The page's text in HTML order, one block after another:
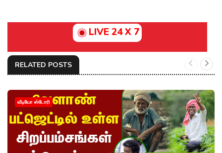
LIVE 24 X 7
RELATED POSTS
வீடியோ ஸ்டோரி